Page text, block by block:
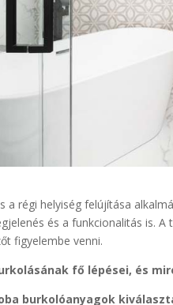
a régi helyiség felújítása
és a funkcionalitás is.
figyelembe venni.
fő lépései, és
burkolóanyagok